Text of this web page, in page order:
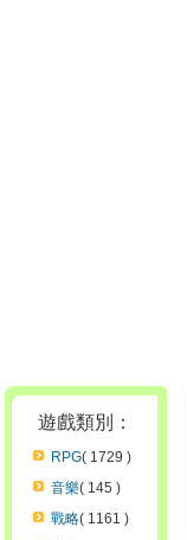
遊戲類別：
RPG( 1729 )
音樂( 145 )
戰略( 1161 )